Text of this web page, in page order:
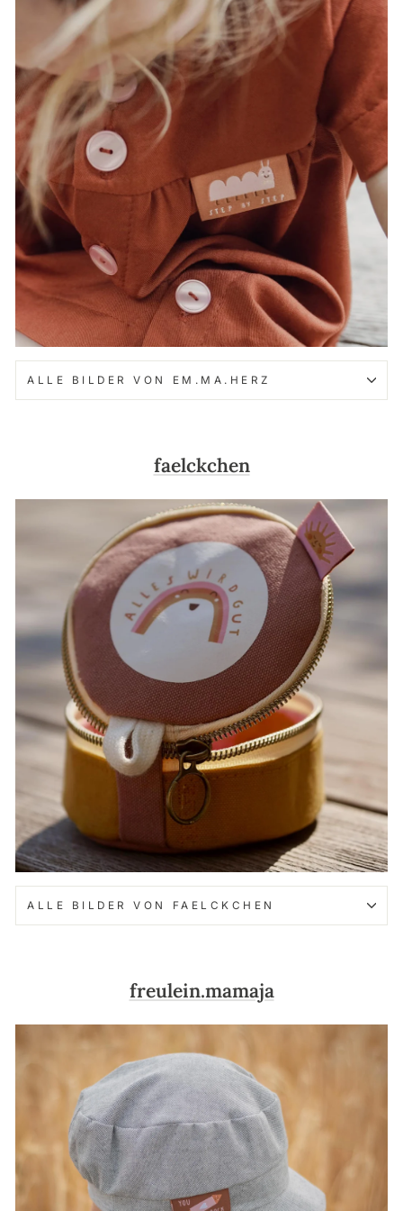
ALLE BILDER VON EM.MA.HERZ
faelckchen
ALLE BILDER VON FAELCKCHEN
freulein.mamaja